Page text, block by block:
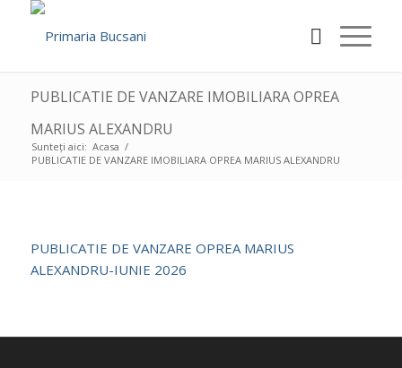
PUBLICATIE DE VANZARE IMOBILIARA OPREA
MARIUS ALEXANDRU
Sunteți aici: Acasa /
PUBLICATIE DE VANZARE IMOBILIARA OPREA MARIUS ALEXANDRU
PUBLICATIE DE VANZARE OPREA MARIUS
ALEXANDRU-IUNIE 2026